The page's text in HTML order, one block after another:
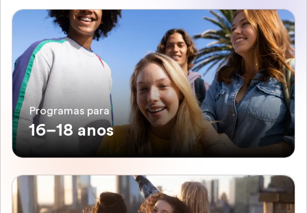
Programas para
16–18 anos